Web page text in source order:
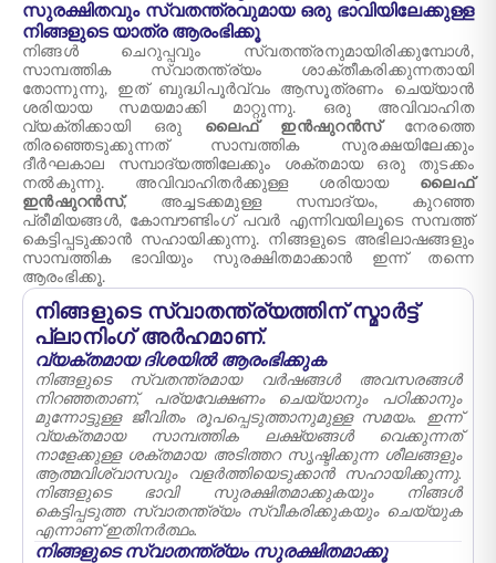
സുരക്ഷിതവും സ്വതന്ത്രവുമായ ഒരു ഭാവിയിലേക്കുള്ള
നിങ്ങളുടെ യാത്ര ആരംഭിക്കൂ
നിങ്ങൾ ചെറുപ്പവും സ്വതന്ത്രനുമായിരിക്കുമ്പോൾ,
സാമ്പത്തിക സ്വാതന്ത്ര്യം ശാക്തീകരിക്കുന്നതായി
തോന്നുന്നു, ഇത് ബുദ്ധിപൂർവ്വം ആസൂത്രണം ചെയ്യാൻ
ശരിയായ സമയമാക്കി മാറ്റുന്നു. ഒരു അവിവാഹിത
വ്യക്തിക്കായി ഒരു ലൈഫ് ഇൻഷുറൻസ്നേരത്തെ
തിരഞ്ഞെടുക്കുന്നത് സാമ്പത്തിക സുരക്ഷയിലേക്കും
ദീർഘകാല സമ്പാദ്യത്തിലേക്കും ശക്തമായ ഒരു തുടക്കം
നൽകുന്നു. അവിവാഹിതർക്കുള്ള ശരിയായ ലൈഫ്
ഇൻഷുറൻസ്, അച്ചടക്കമുള്ള സമ്പാദ്യം, കുറഞ്ഞ
പ്രീമിയങ്ങൾ, കോമ്പൗണ്ടിംഗ് പവർ എന്നിവയിലൂടെ സമ്പത്ത്
കെട്ടിപ്പടുക്കാൻ സഹായിക്കുന്നു. നിങ്ങളുടെ അഭിലാഷങ്ങളും
സാമ്പത്തിക ഭാവിയും സുരക്ഷിതമാക്കാൻ ഇന്ന് തന്നെ
ആരംഭിക്കൂ.
നിങ്ങളുടെ സ്വാതന്ത്ര്യത്തിന് സ്മാർട്ട്
പ്ലാനിംഗ് അർഹമാണ്.
വ്യക്തമായ ദിശയിൽ ആരംഭിക്കുക
നിങ്ങളുടെ സ്വതന്ത്രമായ വർഷങ്ങൾ അവസരങ്ങൾ
നിറഞ്ഞതാണ്, പര്യവേക്ഷണം ചെയ്യാനും പഠിക്കാനും
മുന്നോട്ടുള്ള ജീവിതം രൂപപ്പെടുത്താനുമുള്ള സമയം. ഇന്ന്
വ്യക്തമായ സാമ്പത്തിക ലക്ഷ്യങ്ങൾ വെക്കുന്നത്
നാളേക്കുള്ള ശക്തമായ അടിത്തറ സൃഷ്ടിക്കുന്ന ശീലങ്ങളും
ആത്മവിശ്വാസവും വളർത്തിയെടുക്കാൻ സഹായിക്കുന്നു.
നിങ്ങളുടെ ഭാവി സുരക്ഷിതമാക്കുകയും നിങ്ങൾ
കെട്ടിപ്പടുത്ത സ്വാതന്ത്ര്യം സ്വീകരിക്കുകയും ചെയ്യുക
എന്നാണ് ഇതിനർത്ഥം.
നിങ്ങളുടെ സ്വാതന്ത്ര്യം സുരക്ഷിതമാക്കൂ